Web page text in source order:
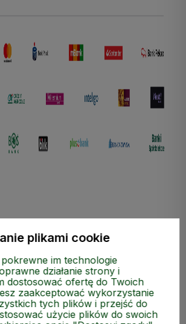
plikami cookie
im technologie
działanie strony i
dostosować ofertę do Twoich
zaakceptować wykorzystanie
tych plików i przejść do
użycie plików do swoich